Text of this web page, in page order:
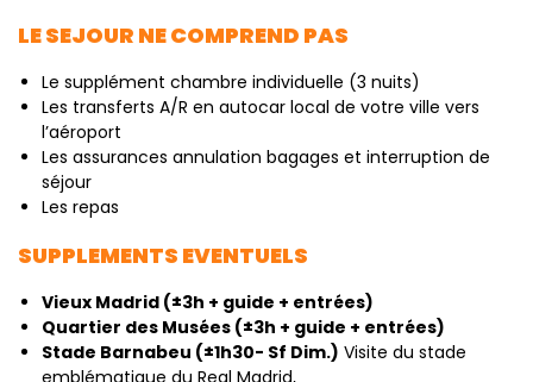
LE SEJOUR NE COMPREND PAS
Le supplément chambre individuelle (3 nuits)
Les transferts A/R en autocar local de votre ville vers
l’aéroport
Les assurances annulation bagages et interruption de
séjour
Les repas
SUPPLEMENTS EVENTUELS
Vieux Madrid (±3h + guide + entrées)
Quartier des Musées (±3h + guide + entrées)
Stade Barnabeu (±1h30- Sf Dim.) Visite du stade
emblématique du Real Madrid,